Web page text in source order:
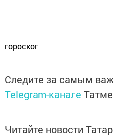
гороскоп
Следите за самым
Telegram-канале
Читайте новости